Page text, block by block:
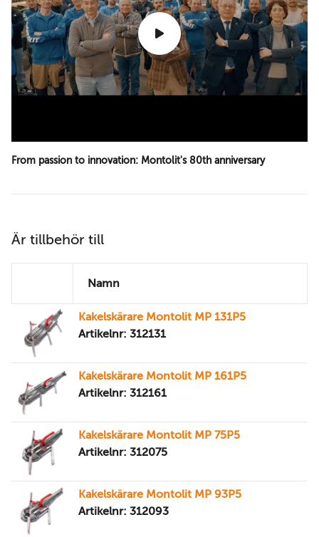
From passion to innovation: Montolit's 80th anniversary
Är tillbehör till
Namn
Kakelskärare Montolit MP 131P5
Artikelnr: 312131
Kakelskärare Montolit MP 161P5
Artikelnr: 312161
Kakelskärare Montolit MP 75P5
Artikelnr: 312075
Kakelskärare Montolit MP 93P5
Artikelnr: 312093